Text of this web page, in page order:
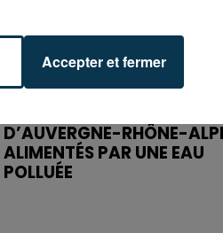
D’AUVERGNE-RHÔNE-
ALIMENTÉS PAR UNE EAU
POLLUÉE
Accepter et fermer